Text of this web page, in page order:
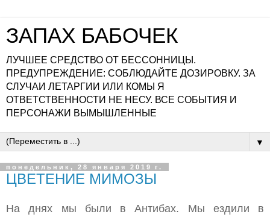
ЗАПАХ БАБОЧЕК
ЛУЧШЕЕ СРЕДСТВО ОТ БЕССОННИЦЫ.
ПРЕДУПРЕЖДЕНИЕ: СОБЛЮДАЙТЕ ДОЗИРОВКУ. ЗА
СЛУЧАИ ЛЕТАРГИИ ИЛИ КОМЫ Я
ОТВЕТСТВЕННОСТИ НЕ НЕСУ. ВСЕ СОБЫТИЯ И
ПЕРСОНАЖИ ВЫМЫШЛЕННЫЕ
▼
понедельник, 28 января 2019 г.
ЦВЕТЕНИЕ МИМОЗЫ
На днях мы были в Антибах. Мы ездили в